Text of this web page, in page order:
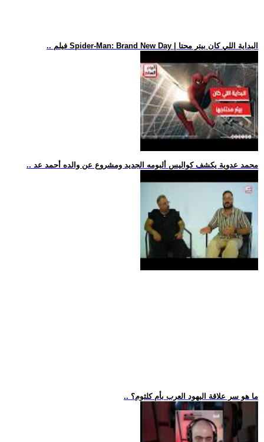
.. فيلم Spider-Man: Brand New Day | البداية اللي كان بيتر محتا
.. محمد عدوية يكشف كواليس ألبومه الجديد ومشروع عن والده أحمد عد
.. ما هو سر علاقة اليهود العرب بأم كلثوم؟